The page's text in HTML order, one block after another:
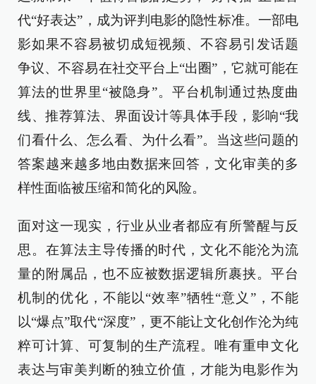
代“好表达”，成为评判电影的隐性标准。一部电
影如果不容易被切成短视频、不容易引发话题
争议、不容易在社交平台上“出圈”，它就可能在
算法的世界里“被隐身”。平台机制通过热度曲
线、推荐算法、界面设计等具体手段，影响“我
们看什么、怎么看、为什么看”。当这些问题的
答案越来越多地由数据来回答，文化审美的多
样性面临被压缩和简化的风险。
面对这一现实，行业从业者都应有所警醒与反
思。在算法主导传播的时代，文化不能沦为流
量的附属品，也不应被数据逻辑所裹挟。平台
机制的优化，不能以“效率”牺牲“意义”，不能
以“爆点”取代“深度”，更不能让文化创作沦为纯
粹可计算、可复制的生产流程。唯有重申文化
表达与审美判断的独立价值，才能为电影作为